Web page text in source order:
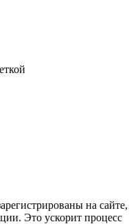
на сайте,
Это ускорит процесс